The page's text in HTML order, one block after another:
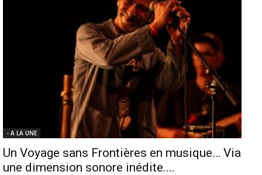
- A LA UNE
Un Voyage sans Frontières en musique… Via
une dimension sonore inédite....